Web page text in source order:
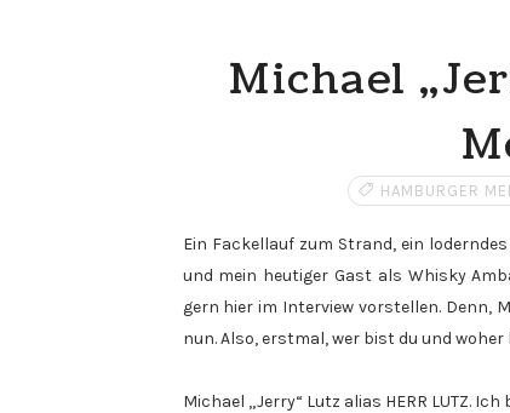
Michael
HAMBURGER
Ein Fackellauf zum Strand, ein
und mein heutiger Gast als Whisky
gern hier im Interview vorstellen. Denn,
nun. Also, erstmal, wer bist du und
Michael „Jerry“ Lutz alias HERR LUTZ. Ich